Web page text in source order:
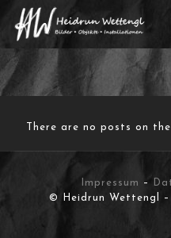
There are no posts on
Impressum –
© Heidrun Wettengl